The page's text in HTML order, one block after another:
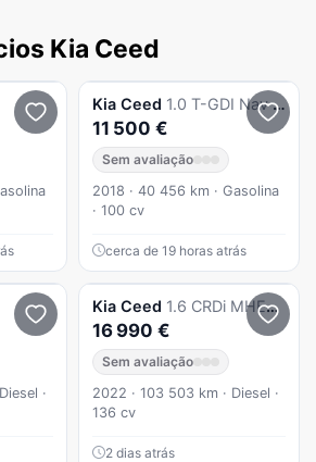
Kia Ceed
Kia Ceed 1.0 T-GDI Nav Line
11 500 €
Sem avaliação
2018 · 40 456 km · Gasolina
· 100 cv
cerca de 19 horas atrás
·
Kia Ceed 1.6 CRDi MHEV Drive
16 990 €
Sem avaliação
2022 · 103 503 km · Diesel ·
136 cv
2 dias atrás